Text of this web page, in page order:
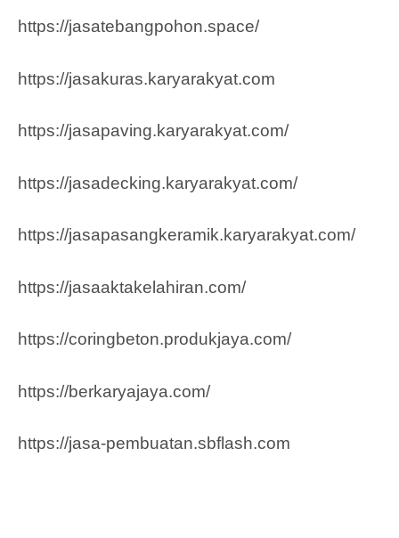
https://jasatebangpohon.space/
https://jasakuras.karyarakyat.com
https://jasapaving.karyarakyat.com/
https://jasadecking.karyarakyat.com/
https://jasapasangkeramik.karyarakyat.com/
https://jasaaktakelahiran.com/
https://coringbeton.produkjaya.com/
https://berkaryajaya.com/
https://jasa-pembuatan.sbflash.com